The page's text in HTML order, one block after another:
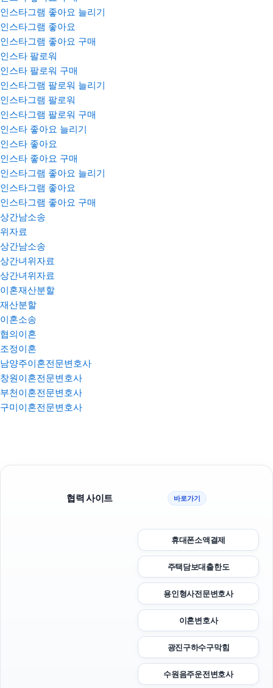
인스타그램 좋아요 늘리기
인스타그램 좋아요
인스타그램 좋아요 구매
인스타 팔로워
인스타 팔로워 구매
인스타그램 팔로워 늘리기
인스타그램 팔로워
인스타그램 팔로워 구매
인스타 좋아요 늘리기
인스타 좋아요
인스타 좋아요 구매
인스타그램 좋아요 늘리기
인스타그램 좋아요
인스타그램 좋아요 구매
상간남소송
위자료
상간남소송
상간녀위자료
상간녀위자료
이혼재산분할
재산분할
이혼소송
협의이혼
조정이혼
남양주이혼전문변호사
창원이혼전문변호사
부천이혼전문변호사
구미이혼전문변호사
협력 사이트 바로가기
휴대폰소액결제
주택담보대출한도
용인형사전문변호사
이혼변호사
광진구하수구막힘
수원음주운전변호사